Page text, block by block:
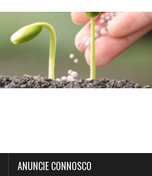
ANUNCIE CONNOSCO